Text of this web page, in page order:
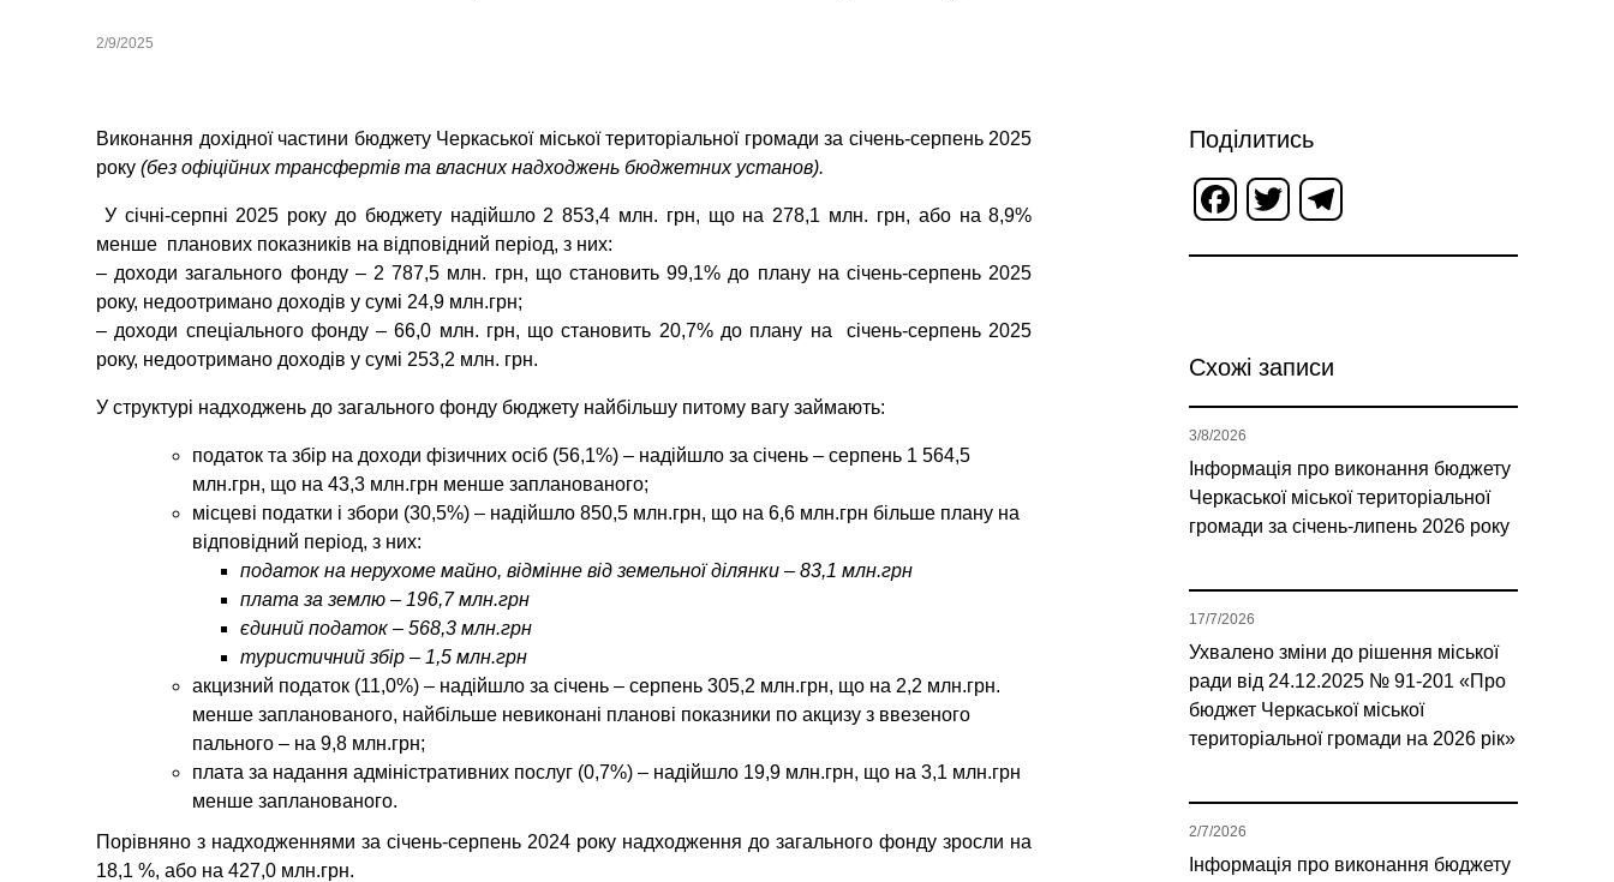
2/9/2025
Виконання дохідної частини бюджету Черкаської міської територіальної громади за січень-серпень 2025
року (без офіційних трансфертів та власних надходжень бюджетних установ).
У січні-серпні 2025 року до бюджету надійшло 2 853,4 млн. грн, що на 278,1 млн. грн, або на 8,9%
менше планових показників на відповідний період, з них:
– доходи загального фонду – 2 787,5 млн. грн, що становить 99,1% до плану на січень-серпень 2025
року, недоотримано доходів у сумі 24,9 млн.грн;
– доходи спеціального фонду – 66,0 млн. грн, що становить 20,7% до плану на січень-серпень 2025
року, недоотримано доходів у сумі 253,2 млн. грн.
У структурі надходжень до загального фонду бюджету найбільшу питому вагу займають:
податок та збір на доходи фізичних осіб (56,1%) – надійшло за січень – серпень 1 564,5
млн.грн, що на 43,3 млн.грн менше запланованого;
місцеві податки і збори (30,5%) – надійшло 850,5 млн.грн, що на 6,6 млн.грн більше плану на
відповідний період, з них:
податок на нерухоме майно, відмінне від земельної ділянки – 83,1 млн.грн
плата за землю – 196,7 млн.грн
єдиний податок – 568,3 млн.грн
туристичний збір – 1,5 млн.грн
акцизний податок (11,0%) – надійшло за січень – серпень 305,2 млн.грн, що на 2,2 млн.грн.
менше запланованого, найбільше невиконані планові показники по акцизу з ввезеного
пального – на 9,8 млн.грн;
плата за надання адміністративних послуг (0,7%) – надійшло 19,9 млн.грн, що на 3,1 млн.грн
менше запланованого.
Порівняно з надходженнями за січень-серпень 2024 року надходження до загального фонду зросли на
18,1 %, або на 427,0 млн.грн.
Поділитись
Facebook
Twitter
Схожі записи
Інформація про виконання бюджету
Черкаської міської територіальної
громади за січень-липень 2026 року
3/8/2026
Ухвалено зміни до рішення міської
ради від 24.12.2025 № 91-201 «Про
бюджет Черкаської міської
територіальної громади на 2026 рік»
17/7/2026
Інформація про виконання бюджету
2/7/2026